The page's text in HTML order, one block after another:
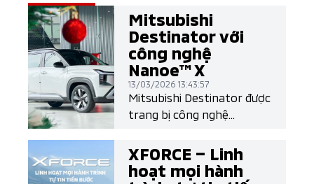
Mitsubishi
Destinator với
công nghệ
Nanoe™ X
13/03/2026 13:43:57
Mitsubishi Destinator được
trang bị công nghệ
tích hợp trong hệ thống
điều hòa không khí của xe,
giúp cải thiện chất lượng
XFORCE – Linh
hoạt mọi hành